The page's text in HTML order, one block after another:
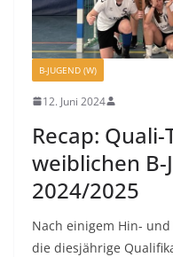
B-JUGEND (W)
12. Juni 2024
Recap:
weiblichen B-
2024/2025
Nach einigem Hin-
die diesjährige